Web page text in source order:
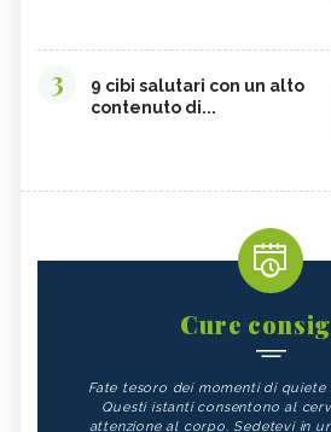
3
9 cibi salutari con un alto
contenuto di...
Cure
Fate tesoro dei momenti di quiete
Questi istanti consentono al
attenzione al corpo. Sedetevi in